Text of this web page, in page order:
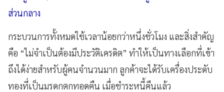
ส่วนกลาง
กระบวนการทั้งหมดใช้เวลาน้อยกว่าหนึ่งชั่วโมง และสิ่งสำคัญ
คือ “ไม่จำเป็นต้องมีประวัติเครดิต” ทำให้เป็นทางเลือกที่เข้า
ถึงได้ง่ายสำหรับผู้คนจำนวนมาก ลูกค้าจะได้รับเครื่องประดับ
ทองที่เป็นมรดกตกทอดคืน เมื่อชำระหนี้คืนแล้ว